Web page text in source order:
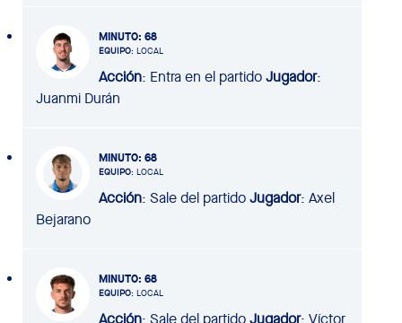
MINUTO: 68
EQUIPO: LOCAL
Acción: Entra en el partidoJugador:
Juanmi Durán
MINUTO: 68
EQUIPO: LOCAL
Acción: Sale del partidoJugador: Axel
Bejarano
MINUTO: 68
EQUIPO: LOCAL
Acción: Sale del partidoJugador: Víctor